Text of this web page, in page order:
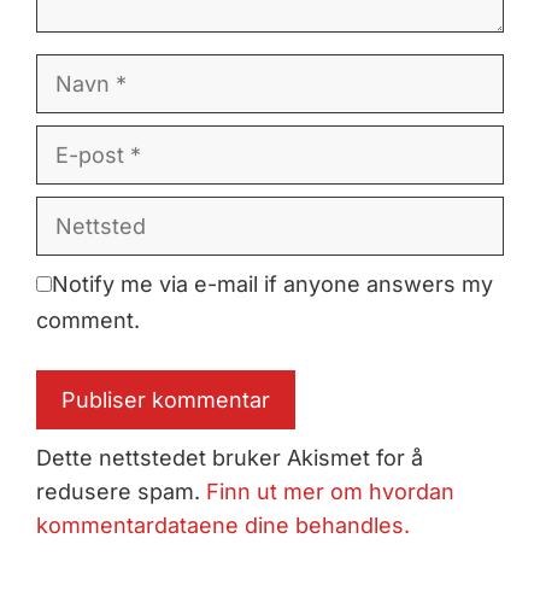
post
Notify me via e-mail if anyone answers my
comment.
Dette nettstedet bruker Akismet for å
redusere spam. Finn ut mer om hvordan
kommentardataene dine behandles.